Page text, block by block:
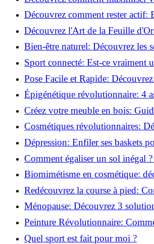
Astuces et secrets révélés!
Découvrez comment rester actif:
toujours possible!
Découvrez l'Art de la Feuille
Incontournables pour Réussir!
Bien-être naturel: Découvrez les
vie saine!
Sport connecté: Est-ce vraiment
pour vous?
Pose Facile et Rapide:
Monter des Carreaux de Béton
Épigénétique révolutionnaire: 4
pour transformer votre bien-être!
Créez votre meuble en bois:
pour débutants!
Cosmétiques révolutionnaires:
comment les fermes verticales
beauté!
Dépression: Enfiler ses baskets
solution!
Comment égaliser un sol inégal
infaillibles pour réussir !
Biomimétisme en cosmétique:
la nature inspire l'avenir des soins
Redécouvrez la course à pied:
pour reprendre!
Ménopause: Découvrez 3
les bouffées de chaleur!
Peinture Révolutionnaire:
Deux Couleurs Sur Une Porte!
Quel sport est fait pour moi ?